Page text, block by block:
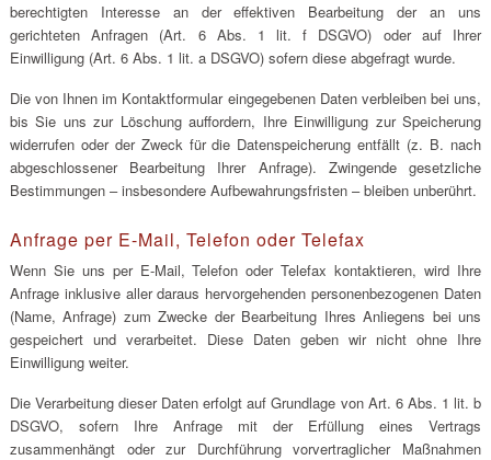
berechtigten Interesse an der effektiven Bearbeitung der an uns
gerichteten Anfragen (Art. 6 Abs. 1 lit. f DSGVO) oder auf Ihrer
Einwilligung (Art. 6 Abs. 1 lit. a DSGVO) sofern diese abgefragt wurde.
Die von Ihnen im Kontaktformular eingegebenen Daten verbleiben bei uns,
bis Sie uns zur Löschung auffordern, Ihre Einwilligung zur Speicherung
widerrufen oder der Zweck für die Datenspeicherung entfällt (z. B. nach
abgeschlossener Bearbeitung Ihrer Anfrage). Zwingende gesetzliche
Bestimmungen – insbesondere Aufbewahrungsfristen – bleiben unberührt.
Anfrage per E-Mail, Telefon oder Telefax
Wenn Sie uns per E-Mail, Telefon oder Telefax kontaktieren, wird Ihre
Anfrage inklusive aller daraus hervorgehenden personenbezogenen Daten
(Name, Anfrage) zum Zwecke der Bearbeitung Ihres Anliegens bei uns
gespeichert und verarbeitet. Diese Daten geben wir nicht ohne Ihre
Einwilligung weiter.
Die Verarbeitung dieser Daten erfolgt auf Grundlage von Art. 6 Abs. 1 lit. b
DSGVO, sofern Ihre Anfrage mit der Erfüllung eines Vertrags
zusammenhängt oder zur Durchführung vorvertraglicher Maßnahmen